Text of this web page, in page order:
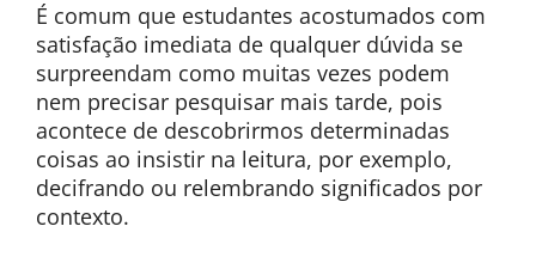
É comum que estudantes acostumados com
satisfação imediata de qualquer dúvida se
surpreendam como muitas vezes podem
nem precisar pesquisar mais tarde, pois
acontece de descobrirmos determinadas
coisas ao insistir na leitura, por exemplo,
decifrando ou relembrando significados por
contexto.